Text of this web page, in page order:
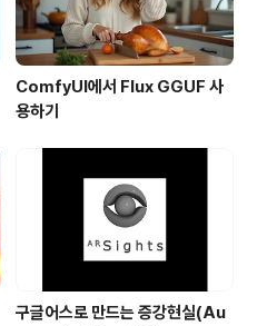
ComfyUI에서 Flux GGUF 사
용하기
구글어스로 만드는 증강현실(Au